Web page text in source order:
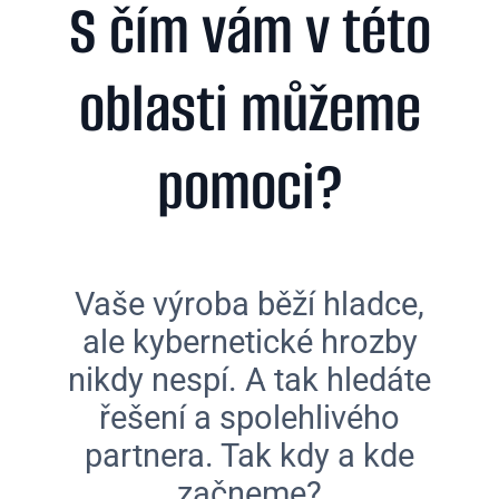
S čím vám v této
oblasti můžeme
pomoci?
Vaše výroba běží hladce,
ale kybernetické hrozby
nikdy nespí. A tak hledáte
řešení a spolehlivého
partnera. Tak kdy a kde